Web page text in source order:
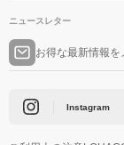
ニュースレター
お得な最新情報
Instagram